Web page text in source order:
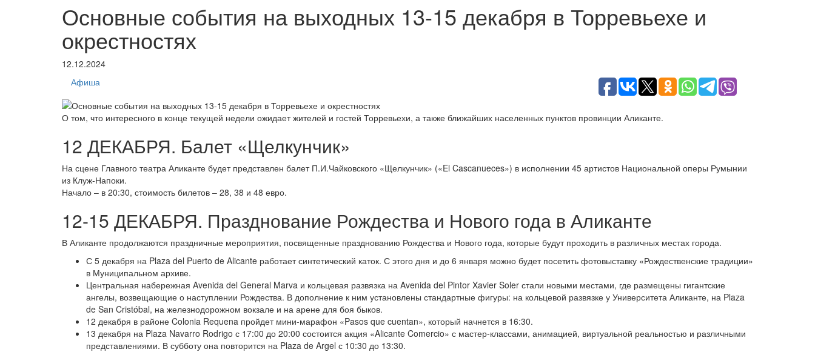
Основные события на выходных 13-15 декабря в Торревьехе и
окрестностях
12.12.2024
Афиша
О том, что интересного в конце текущей недели ожидает жителей и гостей Торревьехи, а также ближайших населенных пунктов провинции Аликанте.
12 ДЕКАБРЯ. Балет «Щелкунчик»
На сцене Главного театра Аликанте будет представлен балет П.И.Чайковского «Щелкунчик» («El Cascanueces») в исполнении 45 артистов Национальной оперы Румынии
из Клуж-Напоки.
Начало – в 20:30, стоимость билетов – 28, 38 и 48 евро.
12-15 ДЕКАБРЯ. Празднование Рождества и Нового года в Аликанте
В Аликанте продолжаются праздничные мероприятия, посвященные празднованию Рождества и Нового года, которые будут проходить в различных местах города.
С 5 декабря на Plaza del Puerto de Alicante работает синтетический каток. С этого дня и до 6 января можно будет посетить фотовыставку «Рождественские традиции»
в Муниципальном архиве.
Центральная набережная Avenida del General Marva и кольцевая развязка на Avenida del Pintor Xavier Soler стали новыми местами, где размещены гигантские
ангелы, возвещающие о наступлении Рождества. В дополнение к ним установлены стандартные фигуры: на кольцевой развязке у Университета Аликанте, на Plaza
de San Cristóbal, на железнодорожном вокзале и на арене для боя быков.
12 декабря в районе Colonia Requena пройдет мини-марафон «Pasos que cuentan», который начнется в 16:30.
13 декабря на Plaza Navarro Rodrigo с 17:00 до 20:00 состоится акция «Alicante Comercio» с мастер-классами, анимацией, виртуальной реальностью и различными
представлениями. В субботу она повторится на Plaza de Argel с 10:30 до 13:30.